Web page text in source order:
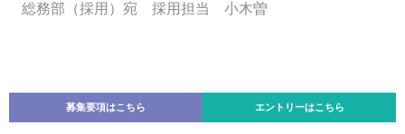
総務部（採用）宛 採用担当 小木曽
募集要項はこちら エントリーはこちら